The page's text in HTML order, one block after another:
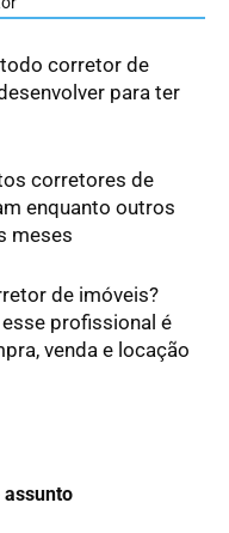
corretor de
para ter
corretores de
enquanto outros
meses
de imóveis?
profissional é
venda e locação
assunto